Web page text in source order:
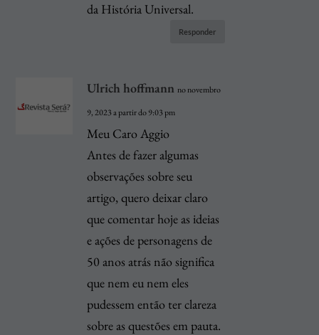
da História Universal.
Responder
Ulrich hoffmann no novembro
9, 2023 a partir do 9:03 pm
Meu Caro Aggio
Antes de fazer algumas
observações sobre seu
artigo, quero deixar claro
que comentar hoje as ideias
e ações de personagens de
50 anos atrás não significa
que nem eu nem eles
pudessem então ter clareza
sobre as questões em pauta.